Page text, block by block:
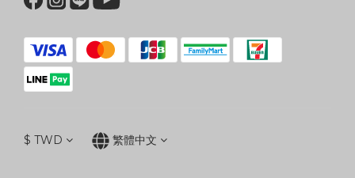
$ TWD 繁體中文